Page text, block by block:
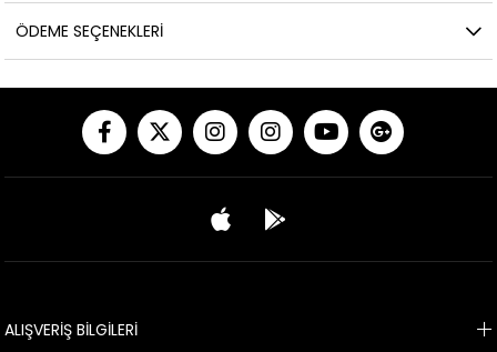
ÖDEME SEÇENEKLERI
ALIŞVERİŞ BİLGİLERİ